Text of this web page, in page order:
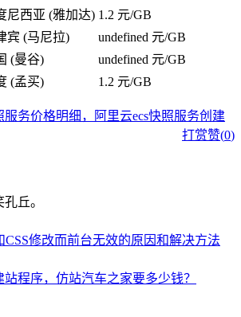
尼西亚 (雅加达) 1.2 元/GB
宾 (马尼拉)
undefined 元/GB
(曼谷)
undefined 元/GB
(孟买)
1.2 元/GB
服务价格明细，阿里云ecs快照服务创建
打赏赞(0)
丘。
CSS修改而前台无效的原因和解决方法
程序，仿站汽车之家要多少钱？